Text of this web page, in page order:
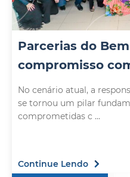
Parcerias do
compromisso
No cenário atual, a
se tornou um pilar
comprometidas c ...
Continue Lendo